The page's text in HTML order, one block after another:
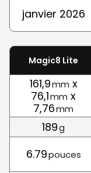
janvier 2026
Magic8 Lite
161,9mm x
76,1mm x
7,76mm
189g
6.79pouces